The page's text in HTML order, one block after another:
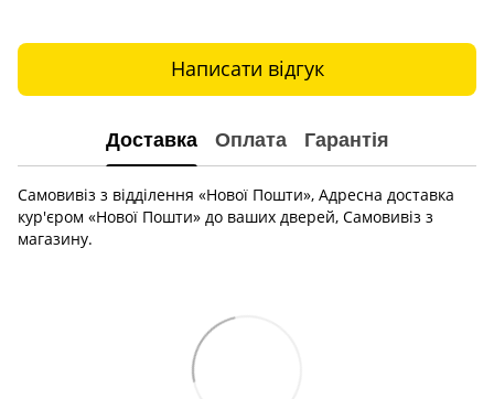
Написати відгук
Доставка Оплата Гарантія
Самовивіз з відділення «Нової Пошти», Адресна доставка
кур'єром «Нової Пошти» до ваших дверей, Самовивіз з
магазину.